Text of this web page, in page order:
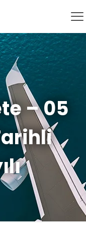
– 05